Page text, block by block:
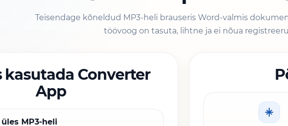
Teisendage kõneldud MP3-heli brauseris Word-valmis
töövoog on tasuta, lihtne ja ei nõua
kasutada Converter
App
MP3-heli